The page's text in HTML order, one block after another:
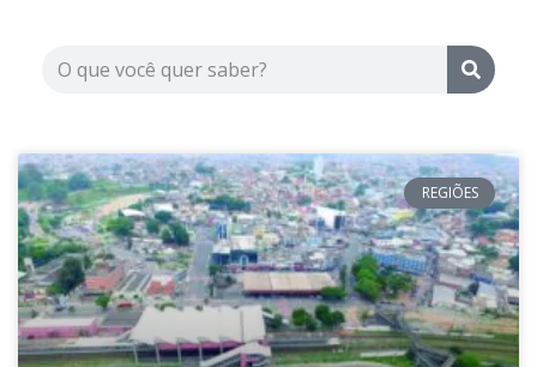
REGIÕES